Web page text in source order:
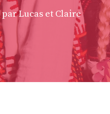
par Lucas et Claire